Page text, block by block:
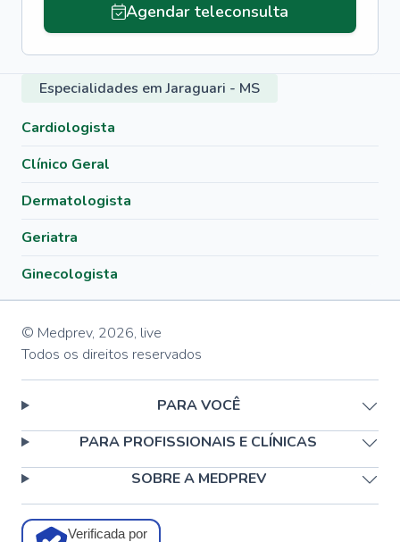
Agendar teleconsulta
Especialidades em Jaraguari - MS
Cardiologista
Clínico Geral
Dermatologista
Geriatra
Ginecologista
© Medprev, 2026, live
Todos os direitos reservados
PARA VOCÊ
PARA PROFISSIONAIS E CLÍNICAS
SOBRE A MEDPREV
Verificada por